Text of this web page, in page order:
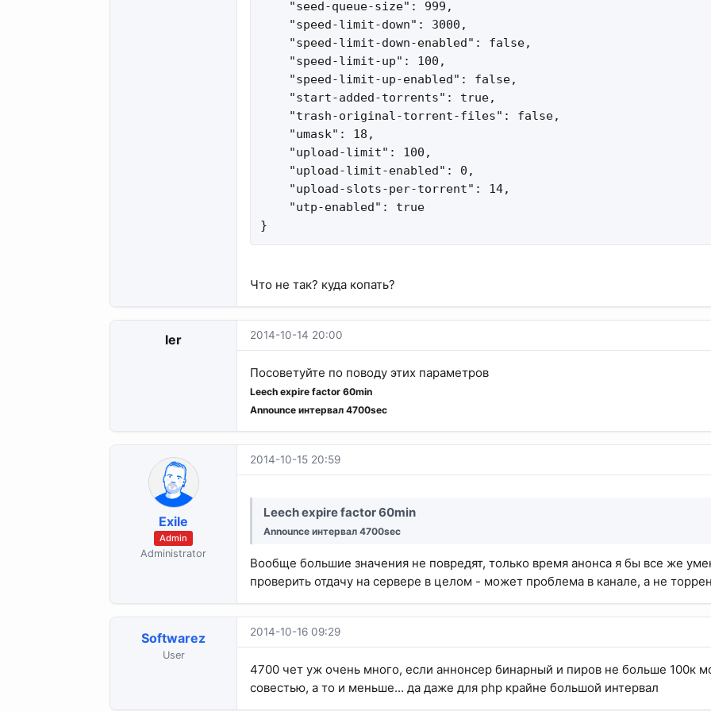
    "seed-queue-size": 999,
    "speed-limit-down": 3000,
    "speed-limit-down-enabled": false,
    "speed-limit-up": 100,
    "speed-limit-up-enabled": false,
    "start-added-torrents": true,
    "trash-original-torrent-files": false,
    "umask": 18,
    "upload-limit": 100,
    "upload-limit-enabled": 0,
    "upload-slots-per-torrent": 14,
    "utp-enabled": true
}
Что не так? куда копать?
ler 2014-10-14 20:00
Посоветуйте по поводу этих параметров
Leech expire factor 60min
Announce интервал 4700sec
Exile
Admin
Administrator
2014-10-15 20:59
Leech expire factor 60min
Announce интервал 4700sec
Вообще большие значения не повредят, только время анонса я бы все же
проверить отдачу на сервере в целом - может проблема в канале, а не
Softwarez
User
2014-10-16 09:29
4700 чет уж очень много, если аннонсер бинарный и пиров не больше 100к
совестью, а то и меньше... да даже для php крайне большой интервал